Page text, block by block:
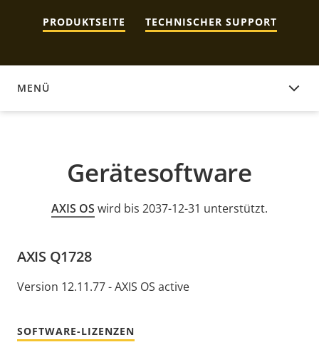
PRODUKTSEITE TECHNISCHER SUPPORT
MENÜ
GERÄTESOFTWARE
Gerätesoftware
AXIS OS wird bis 2037-12-31 unterstützt.
AXIS Q1728
Version 12.11.77 - AXIS OS active
SOFTWARE-LIZENZEN